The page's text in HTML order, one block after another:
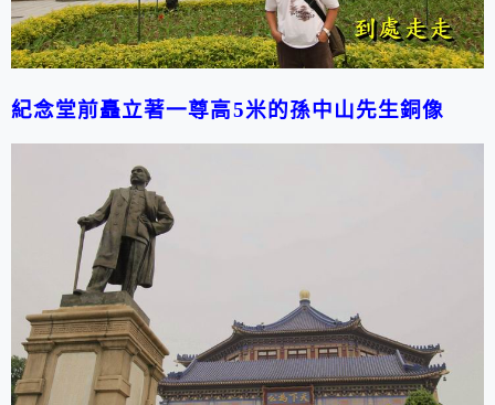
紀念堂前矗立著一尊高5米的孫中山先生銅像